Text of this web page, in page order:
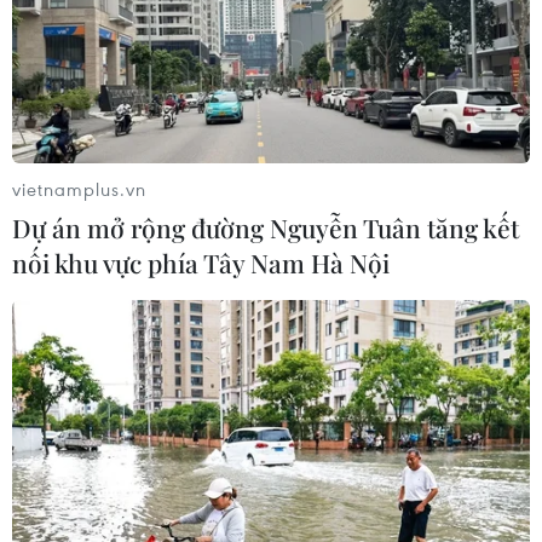
Diễn đàn Hợp tác Kinh tế Horasis châu Á năm 2023 là
cơ hội để Bình Dương quảng bá hình ảnh với các đối
tác quốc tế, cũng như thể hiện năng lực của tỉnh trong tổ
chức các sự kiện lớn.
vietnamplus.vn
Dự án mở rộng đường Nguyễn Tuân tăng kết
nối khu vực phía Tây Nam Hà Nội